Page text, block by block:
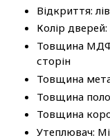
Відкриття:
Колір
Товщина МДФ
сторін
Товщина
Товщина
Товщина
Утеплювач: